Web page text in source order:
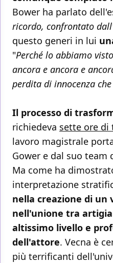
Bower ha parlato
ricordo, confrontato
questo generi in lui
"Perché lo abbiamo
ancora e ancora e
perdita di innocenza
Il processo di
richiedeva sette ore di
lavoro magistrale
Gower e dal suo
Ma come ha
interpretazione
nella creazione di un
nell'unione tra
altissimo livello e
dell'attore. Vecna è
più terrificanti